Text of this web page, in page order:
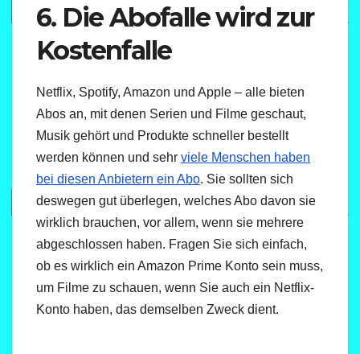
6. Die Abofalle wird zur
Kostenfalle
Netflix, Spotify, Amazon und Apple – alle bieten
Abos an, mit denen Serien und Filme geschaut,
Musik gehört und Produkte schneller bestellt
werden können und sehr viele Menschen haben
bei diesen Anbietern ein Abo. Sie sollten sich
deswegen gut überlegen, welches Abo davon sie
wirklich brauchen, vor allem, wenn sie mehrere
abgeschlossen haben. Fragen Sie sich einfach,
ob es wirklich ein Amazon Prime Konto sein muss,
um Filme zu schauen, wenn Sie auch ein Netflix-
Konto haben, das demselben Zweck dient.